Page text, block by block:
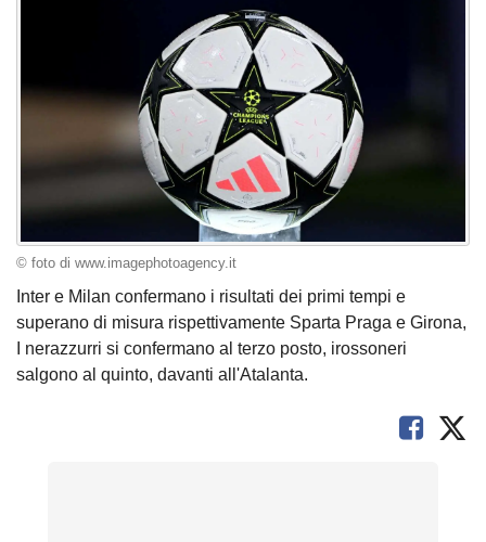
© foto di www.imagephotoagency.it
Inter e Milan confermano i risultati dei primi tempi e
superano di misura rispettivamente Sparta Praga e Girona,
I nerazzurri si confermano al terzo posto, irossoneri
salgono al quinto, davanti all'Atalanta.